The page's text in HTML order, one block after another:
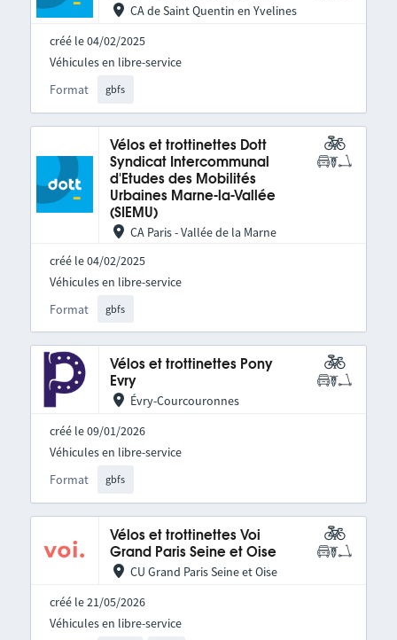
CA de Saint Quentin en Yvelines
créé le 04/02/2025
Format gbfs
Véhicules en libre-service
Vélos et trottinettes Dott
Syndicat Intercommunal
d'Etudes des Mobilités
Urbaines Marne-la-Vallée
(SIEMU)
CA Paris - Vallée de la Marne
créé le 04/02/2025
Format gbfs
Véhicules en libre-service
Vélos et trottinettes Pony
Evry
Évry-Courcouronnes
créé le 09/01/2026
Format gbfs
Véhicules en libre-service
Vélos et trottinettes Voi
Grand Paris Seine et Oise
CU Grand Paris Seine et Oise
créé le 21/05/2026
Véhicules en libre-service